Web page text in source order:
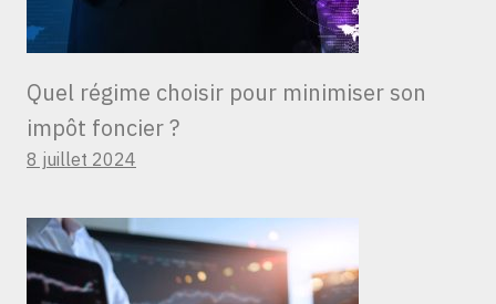
Quel régime choisir pour minimiser son
impôt foncier ?
8 juillet 2024